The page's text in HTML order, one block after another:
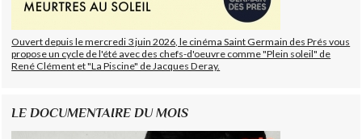
Ouvert depuis le mercredi 3 juin 2026, le cinéma Saint Germain des Prés vous
propose un cycle de l'été avec des chefs-d'oeuvre comme "Plein soleil" de
René Clément et "La Piscine" de Jacques Deray.
LE DOCUMENTAIRE DU MOIS